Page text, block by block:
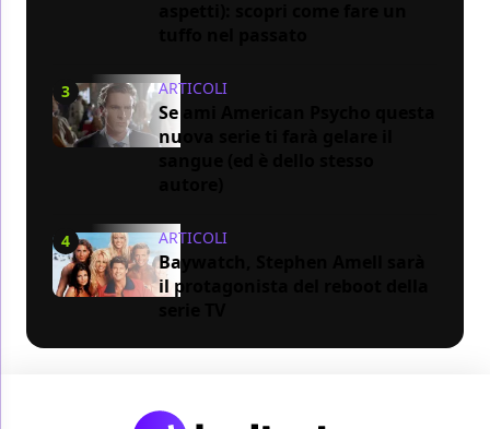
3 ARTICOLI
Se ami American Psycho questa
nuova serie ti farà gelare il
4 ARTICOLI
Baywatch, Stephen Amell sarà
il protagonista del reboot della